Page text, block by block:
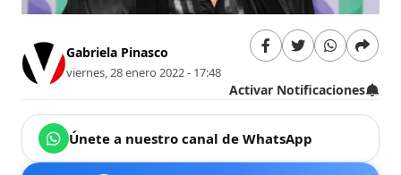
Gabriela Pinasco
viernes, 28 enero 2022 - 17:48
Activar Notificaciones
Únete a nuestro canal de WhatsApp